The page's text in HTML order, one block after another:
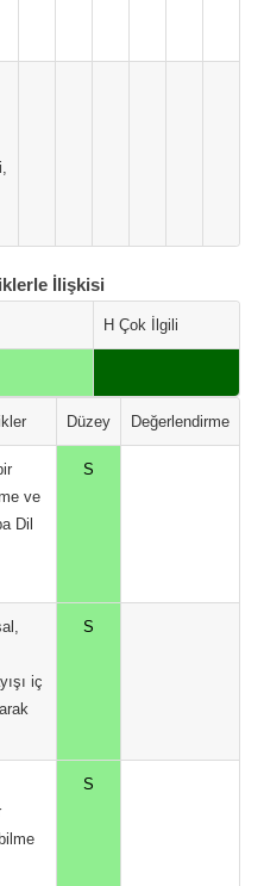
İlişkisi
H Çok İlgili
Düzey Değerlendirme
ve
Dil
S
iç
S
S